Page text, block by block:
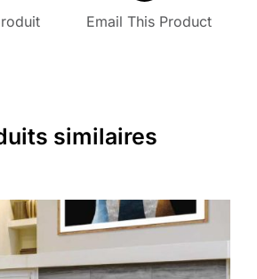
Email This Product
similaires